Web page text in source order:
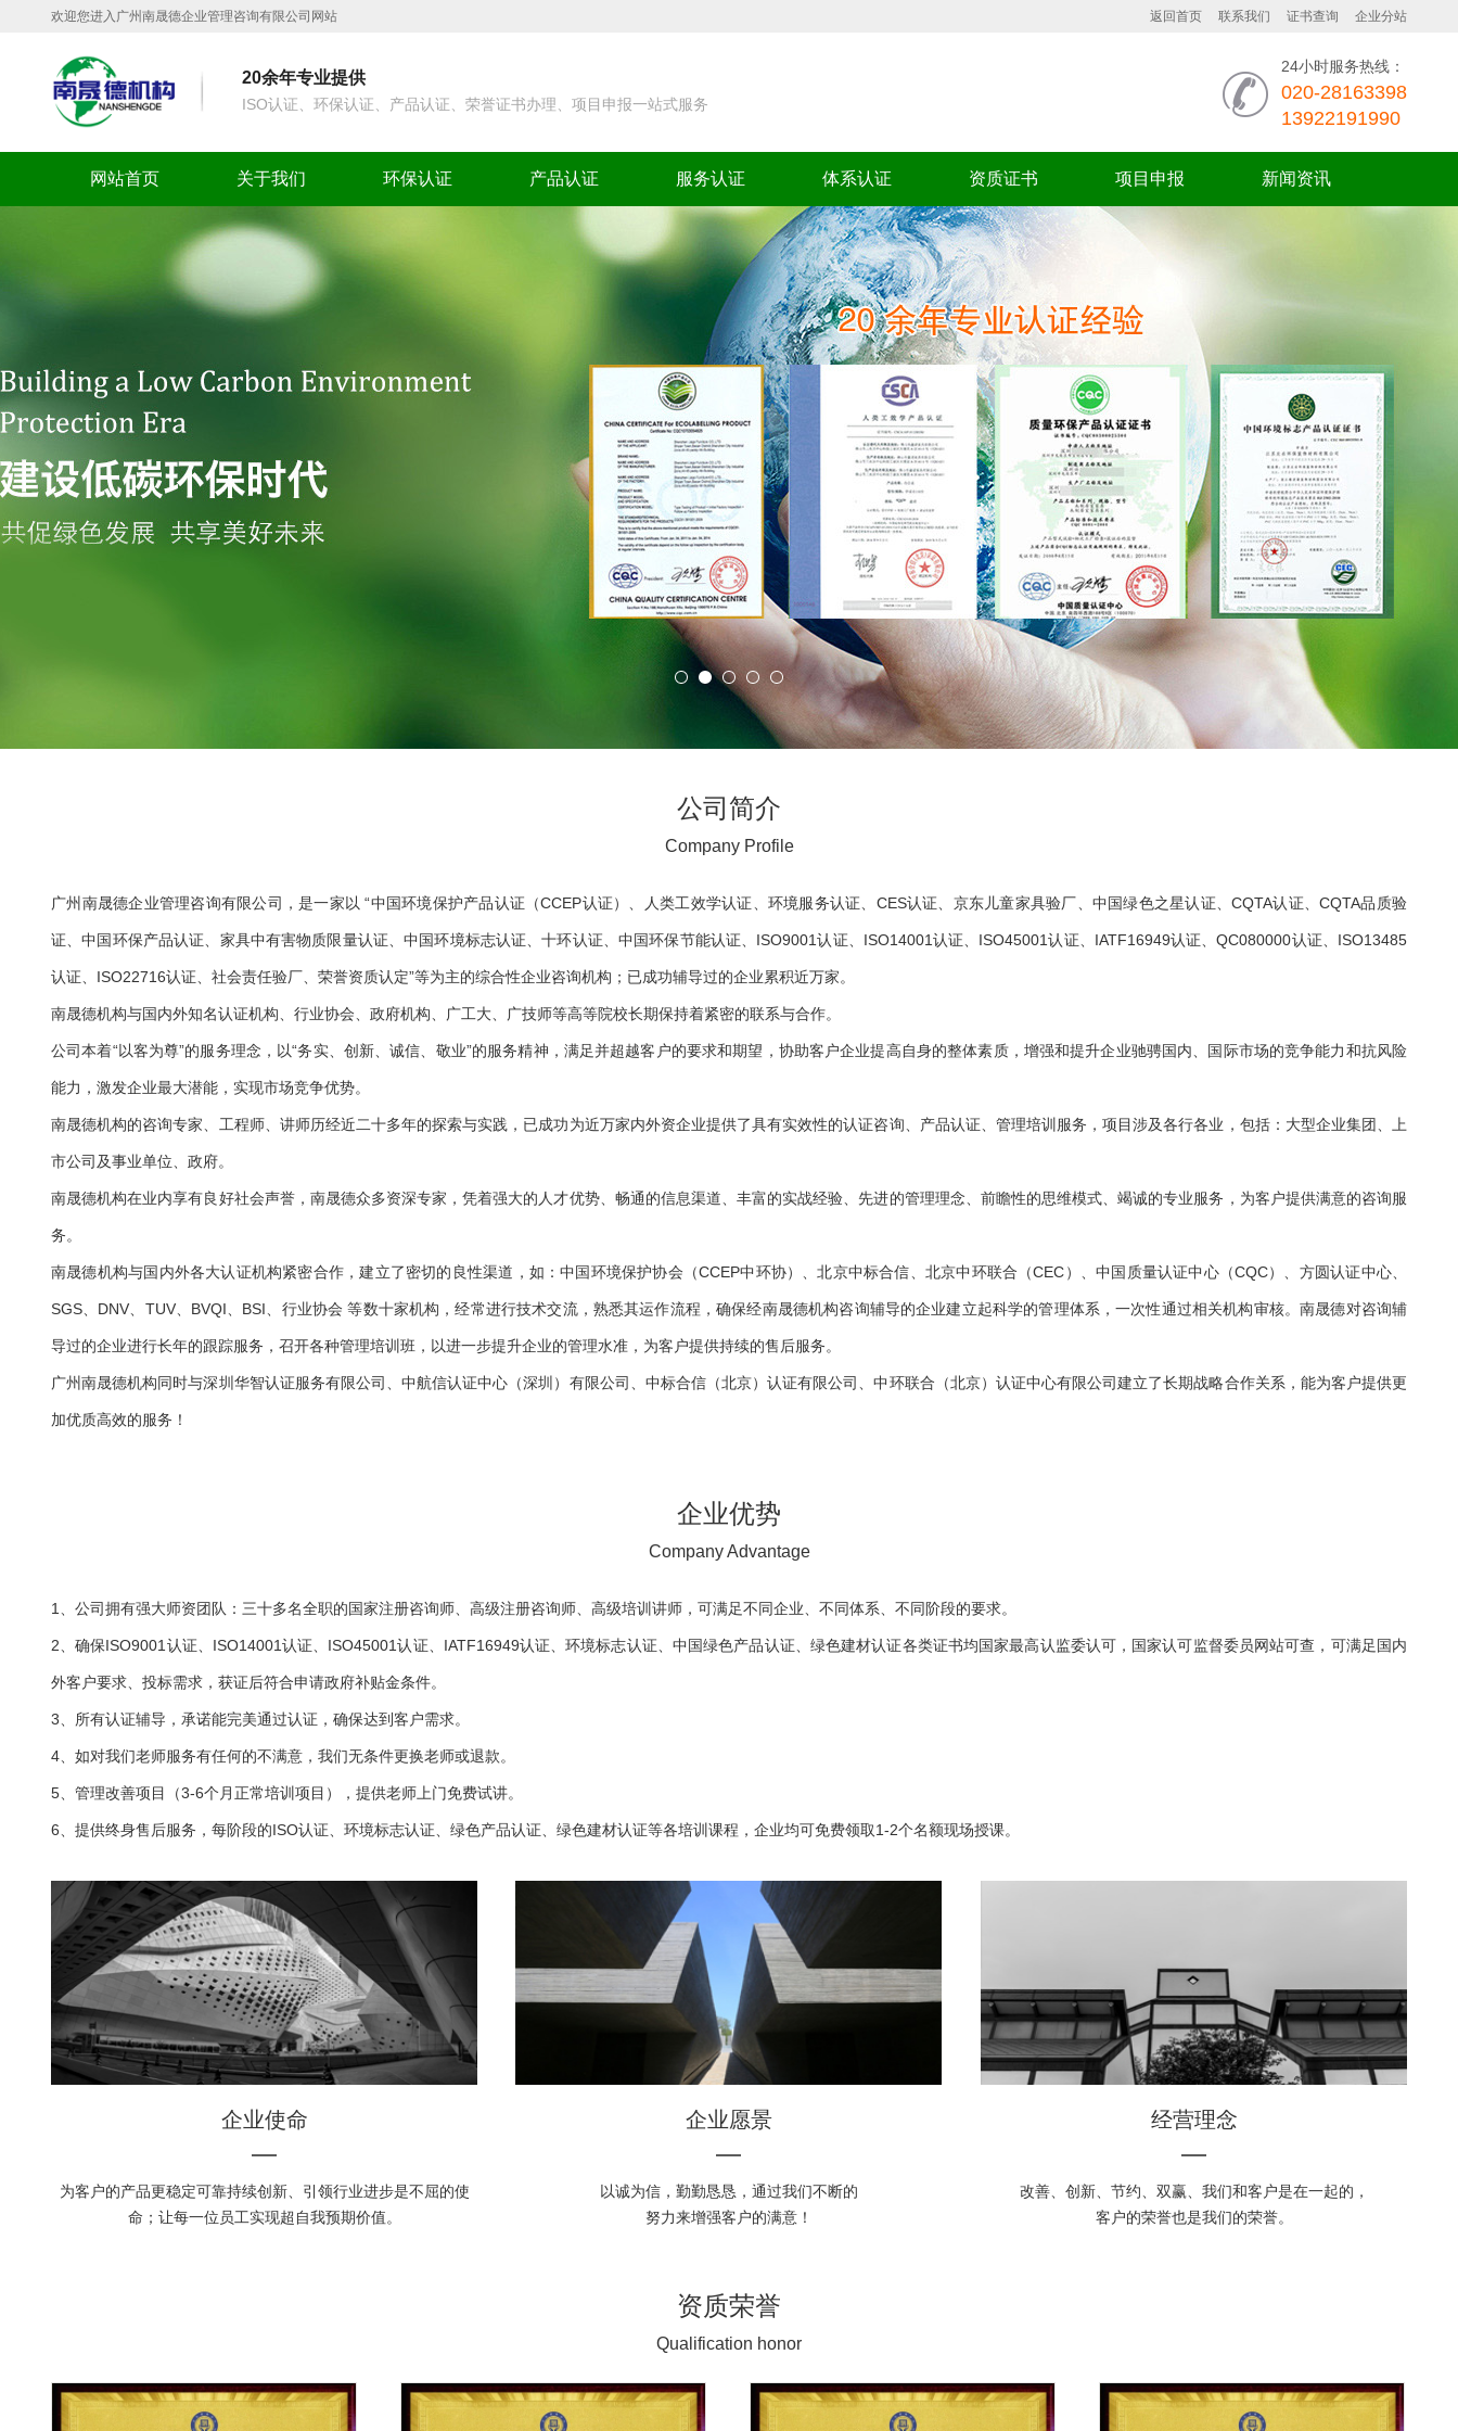
欢迎您进入广州南晟德企业管理咨询有限公司网站 返回首页 联系我们 证书查询 企业分站
20余年专业提供
ISO认证、环保认证、产品认证、荣誉证书办理、项目申报一站式服务
24小时服务热线：
020-28163398
13922191990
网站首页 关于我们 环保认证 产品认证 服务认证 体系认证 资质证书 项目申报 新闻资讯
公司简介
Company Profile
广州南晟德企业管理咨询有限公司，是一家以 “中国环境保护产品认证（CCEP认证）、人类工效学认证、环境服务认证、CES认证、京东儿童家具验厂、中国绿色之星认证、CQTA认证、CQTA品质验
证、中国环保产品认证、家具中有害物质限量认证、中国环境标志认证、十环认证、中国环保节能认证、ISO9001认证、ISO14001认证、ISO45001认证、IATF16949认证、QC080000认证、ISO13485
认证、ISO22716认证、社会责任验厂、荣誉资质认定”等为主的综合性企业咨询机构；已成功辅导过的企业累积近万家。
南晟德机构与国内外知名认证机构、行业协会、政府机构、广工大、广技师等高等院校长期保持着紧密的联系与合作。
公司本着“以客为尊”的服务理念，以“务实、创新、诚信、敬业”的服务精神，满足并超越客户的要求和期望，协助客户企业提高自身的整体素质，增强和提升企业驰骋国内、国际市场的竞争能力和抗风险
能力，激发企业最大潜能，实现市场竞争优势。
南晟德机构的咨询专家、工程师、讲师历经近二十多年的探索与实践，已成功为近万家内外资企业提供了具有实效性的认证咨询、产品认证、管理培训服务，项目涉及各行各业，包括：大型企业集团、上
市公司及事业单位、政府。
南晟德机构在业内享有良好社会声誉，南晟德众多资深专家，凭着强大的人才优势、畅通的信息渠道、丰富的实战经验、先进的管理理念、前瞻性的思维模式、竭诚的专业服务，为客户提供满意的咨询服
务。
南晟德机构与国内外各大认证机构紧密合作，建立了密切的良性渠道，如：中国环境保护协会（CCEP中环协）、北京中标合信、北京中环联合（CEC）、中国质量认证中心（CQC）、方圆认证中心、
SGS、DNV、TUV、BVQI、BSI、行业协会 等数十家机构，经常进行技术交流，熟悉其运作流程，确保经南晟德机构咨询辅导的企业建立起科学的管理体系，一次性通过相关机构审核。南晟德对咨询辅
导过的企业进行长年的跟踪服务，召开各种管理培训班，以进一步提升企业的管理水准，为客户提供持续的售后服务。
广州南晟德机构同时与深圳华智认证服务有限公司、中航信认证中心（深圳）有限公司、中标合信（北京）认证有限公司、中环联合（北京）认证中心有限公司建立了长期战略合作关系，能为客户提供更
加优质高效的服务！
企业优势
Company Advantage
1、公司拥有强大师资团队：三十多名全职的国家注册咨询师、高级注册咨询师、高级培训讲师，可满足不同企业、不同体系、不同阶段的要求。
2、确保ISO9001认证、ISO14001认证、ISO45001认证、IATF16949认证、环境标志认证、中国绿色产品认证、绿色建材认证各类证书均国家最高认监委认可，国家认可监督委员网站可查，可满足国内
外客户要求、投标需求，获证后符合申请政府补贴金条件。
3、所有认证辅导，承诺能完美通过认证，确保达到客户需求。
4、如对我们老师服务有任何的不满意，我们无条件更换老师或退款。
5、管理改善项目（3-6个月正常培训项目），提供老师上门免费试讲。
6、提供终身售后服务，每阶段的ISO认证、环境标志认证、绿色产品认证、绿色建材认证等各培训课程，企业均可免费领取1-2个名额现场授课。
企业使命
为客户的产品更稳定可靠持续创新、引领行业进步是不屈的使
命；让每一位员工实现超自我预期价值。
企业愿景
以诚为信，勤勤恳恳，通过我们不断的
努力来增强客户的满意！
经营理念
改善、创新、节约、双赢、我们和客户是在一起的，
客户的荣誉也是我们的荣誉。
资质荣誉
Qualification honor